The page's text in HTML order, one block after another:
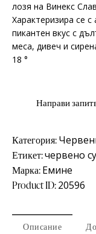
лозя на Винекс
Характеризира се
пикантен вкус с
меса, дивеч и
18 °
Категория:
Етикет:червено
Марка:Емине
Product ID:20596
Описание